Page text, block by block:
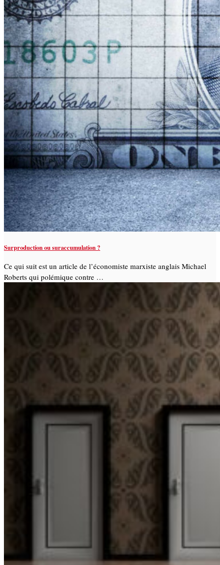
Surproduction ou suraccumulation ?
Ce qui suit est un article de l’économiste marxiste anglais Michael
Roberts qui polémique contre …